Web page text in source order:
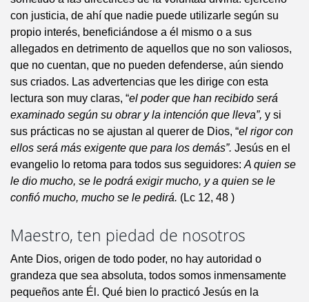
con justicia, de ahí que nadie puede utilizarle según su
propio interés, beneficiándose a él mismo o a sus
allegados en detrimento de aquellos que no son valiosos,
que no cuentan, que no pueden defenderse, aún siendo
sus criados. Las advertencias que les dirige con esta
lectura son muy claras, “el poder que han recibido será
examinado según su obrar y la intención que lleva”, y si
sus prácticas no se ajustan al querer de Dios, “el rigor con
ellos será más exigente que para los demás”. Jesús en el
evangelio lo retoma para todos sus seguidores: A quien se
le dio mucho, se le podrá exigir mucho, y a quien se le
confió mucho, mucho se le pedirá. (Lc 12, 48 )
Maestro, ten piedad de nosotros
Ante Dios, origen de todo poder, no hay autoridad o
grandeza que sea absoluta, todos somos inmensamente
pequeños ante Él. Qué bien lo practicó Jesús en la